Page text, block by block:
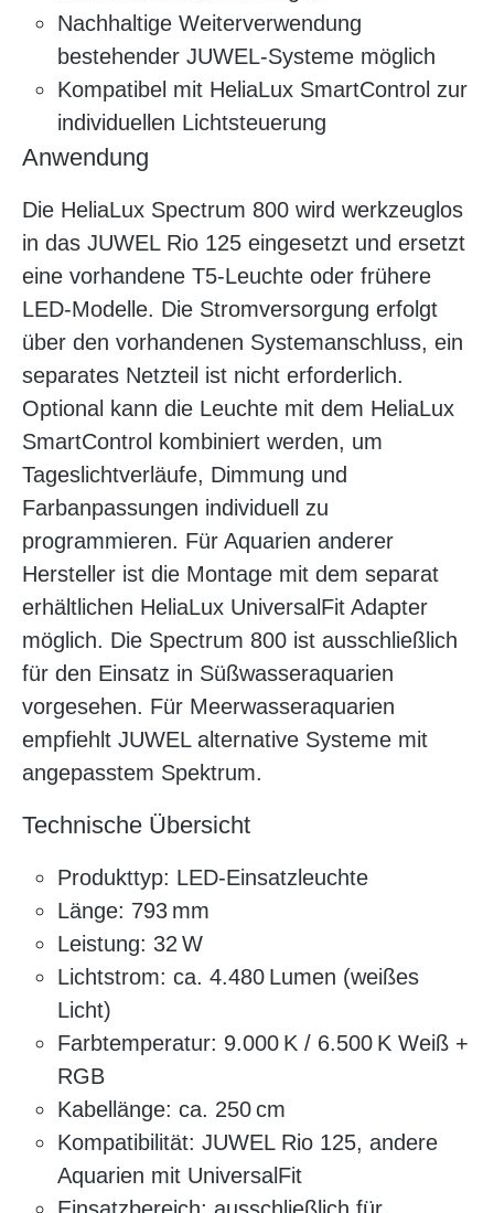
Nachhaltige Weiterverwendung
bestehender JUWEL-Systeme möglich
Kompatibel mit HeliaLux SmartControl zur
individuellen Lichtsteuerung
Anwendung
Die HeliaLux Spectrum 800 wird werkzeuglos
in das JUWEL Rio 125 eingesetzt und ersetzt
eine vorhandene T5-Leuchte oder frühere
LED-Modelle. Die Stromversorgung erfolgt
über den vorhandenen Systemanschluss, ein
separates Netzteil ist nicht erforderlich.
Optional kann die Leuchte mit dem HeliaLux
SmartControl kombiniert werden, um
Tageslichtverläufe, Dimmung und
Farbanpassungen individuell zu
programmieren. Für Aquarien anderer
Hersteller ist die Montage mit dem separat
erhältlichen HeliaLux UniversalFit Adapter
möglich. Die Spectrum 800 ist ausschließlich
für den Einsatz in Süßwasseraquarien
vorgesehen. Für Meerwasseraquarien
empfiehlt JUWEL alternative Systeme mit
angepasstem Spektrum.
Technische Übersicht
Produkttyp: LED-Einsatzleuchte
Länge: 793 mm
Leistung: 32 W
Lichtstrom: ca. 4.480 Lumen (weißes
Licht)
Farbtemperatur: 9.000 K / 6.500 K Weiß +
RGB
Kabellänge: ca. 250 cm
Kompatibilität: JUWEL Rio 125, andere
Aquarien mit UniversalFit